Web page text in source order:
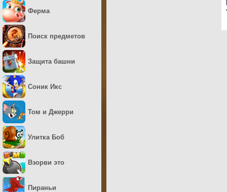
Ферма
Поиск предметов
Защита башни
Соник Икс
Том и Джерри
Улитка Боб
Взорви это
Пираньи